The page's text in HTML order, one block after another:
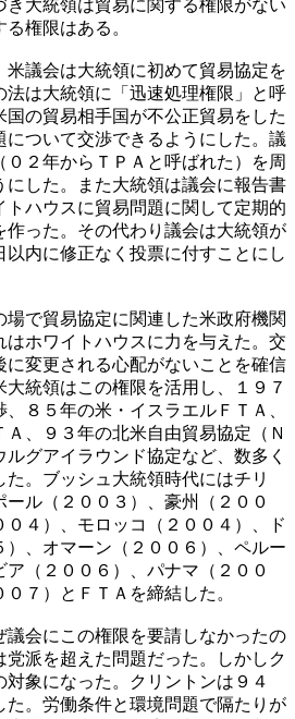
き大統領は貿易に関する権限がない
権限はある。
米議会は大統領に初めて貿易協定を
法は大統領に「迅速処理権限」と呼
国の貿易相手国が不公正貿易をした
について交渉できるようにした。議
２年からＴＰＡと呼ばれた）を周
にした。また大統領は議会に報告書
トハウスに貿易問題に関して定期的
作った。その代わり議会は大統領が
内に修正なく投票に付すことにし
場で貿易協定に関連した米政府機関
ホワイトハウスに力を与えた。交
に変更される心配がないことを確信
統領はこの権限を活用し、１９７
８５年の米・イスラエルＦＴＡ、
Ａ、９３年の北米自由貿易協定（Ｎ
ルグアイラウンド協定など、数多く
。ブッシュ大統領時代にはチリ
ール（２００３）、豪州（２００
０４）、モロッコ（２００４）、ド
）、オマーン（２００６）、ペルー
ア（２００６）、パナマ（２００
７）とＦＴＡを締結した。
議会にこの権限を要請しなかったの
派を超えた問題だった。しかしク
対象になった。クリントンは９４
た。労働条件と環境問題で隔たりが